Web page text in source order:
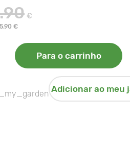
€
€
Para o carrinho
Adicionar ao meu